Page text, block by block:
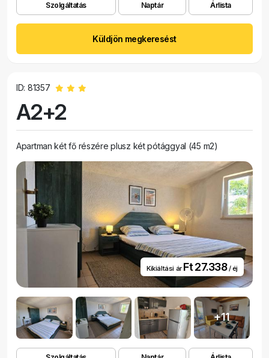
Szolgáltatás Naptár Árlista
Küldjön megkeresést
ID: 81357
A2+2
Apartman két fő részére plusz két pótággyal (45 m2)
Kikiáltási ár Ft 27.338/ éj
+11